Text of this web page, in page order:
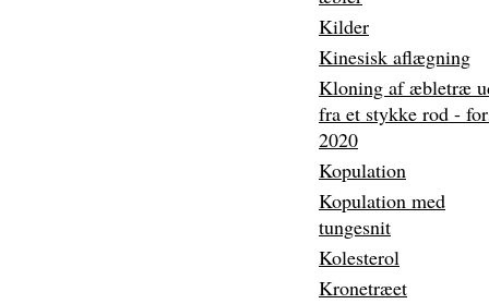
Kilder
Kinesisk aflægning
Kloning af æbletræ
fra et stykke rod -
2020
Kopulation
Kopulation med
tungesnit
Kolesterol
Kronetræet